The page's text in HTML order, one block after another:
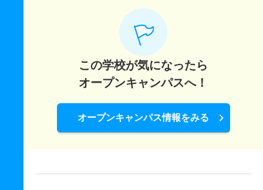
この学校が気になったら
オープンキャンパスへ！
オープンキャンパス情報をみる